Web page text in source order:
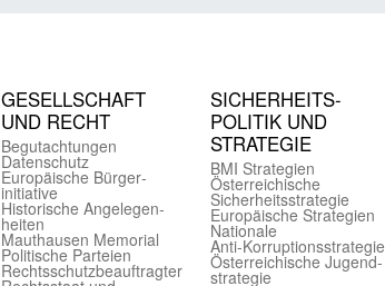
GE­SELL­SCHAFT
UND RECHT
Begut­achtungen
Daten­schutz
Europäische Bürger­
initiative
Historische Angelegen­
heiten
Mauthausen Memorial
Politische Parteien
Rechts­schutz­beauftragter
SICHER­HEITS­
POLITIK UND
STRATEGIE
BMI Strategien
Öster­reichische
Sicherheits­strategie
Europäische Strategien
Nationale
Anti-Korruptions­strategie
Öster­reichische Jugend­
strategie